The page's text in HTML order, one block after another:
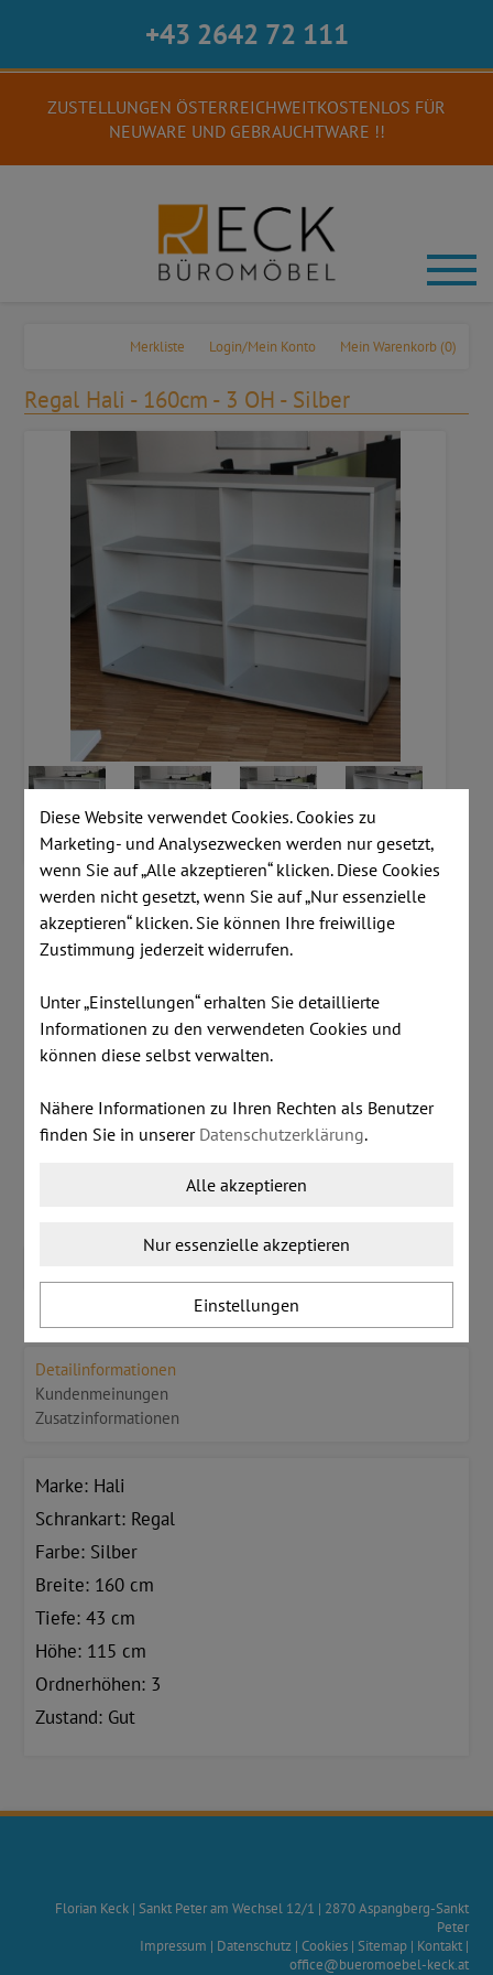
+43 2642 72 111
ZUSTELLUNGEN ÖSTERREICHWEITKOSTENLOS FÜR
NEUWARE UND GEBRAUCHTWARE !!
Mein Warenkorb (0)
Login/Mein Konto
Merkliste
Regal Hali - 160cm - 3 OH - Silber
Artikelnummer:A796
Lagerstand:6 Stk
inkl. MwSt.zzgl. Versandkosten
€ 140,00
Dieser Artikel ist lagernd.
Detailinformationen
Kundenmeinungen
Zusatzinformationen
Marke: Hali
Schrankart: Regal
Farbe: Silber
Breite: 160 cm
Tiefe: 43 cm
Höhe: 115 cm
Ordnerhöhen: 3
Zustand: Gut
Florian Keck| Sankt Peter am Wechsel 12/1 | 2870 Aspangberg-Sankt
Peter
Impressum | Datenschutz | Cookies| Sitemap| Kontakt|
office@bueromoebel-keck.at
Diese Website verwendet Cookies. Cookies zu
Marketing- und Analysezwecken werden nur gesetzt,
wenn Sie auf „Alle akzeptieren“ klicken. Diese Cookies
werden nicht gesetzt, wenn Sie auf „Nur essenzielle
akzeptieren“ klicken. Sie können Ihre freiwillige
Zustimmung jederzeit widerrufen.
Unter „Einstellungen“ erhalten Sie detaillierte
Informationen zu den verwendeten Cookies und
können diese selbst verwalten.
Nähere Informationen zu Ihren Rechten als Benutzer
finden Sie in unserer Datenschutzerklärung.
Alle akzeptieren
Nur essenzielle akzeptieren
Einstellungen